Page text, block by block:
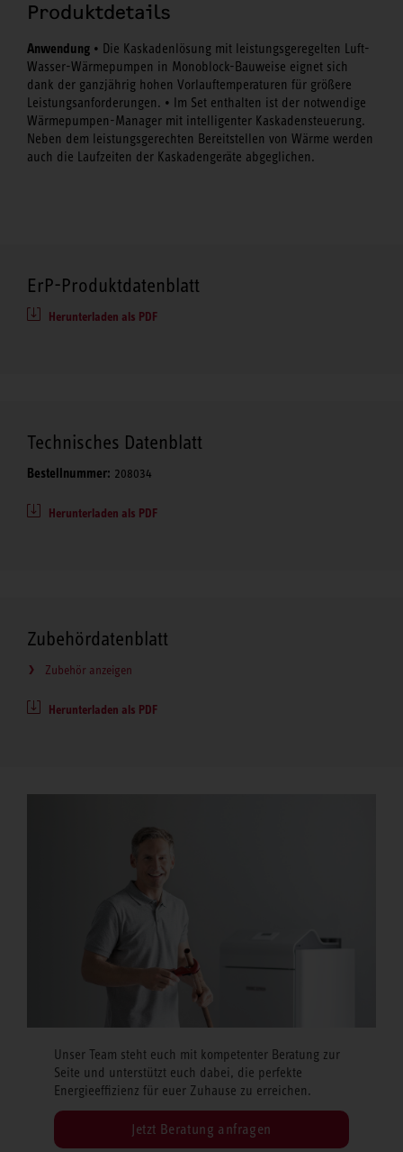
Produktdetails
Anwendung • Die Kaskadenlösung mit leistungsgeregelten Luft-
Wasser-Wärmepumpen in Monoblock-Bauweise eignet sich
dank der ganzjährig hohen Vorlauftemperaturen für größere
Leistungsanforderungen. • Im Set enthalten ist der notwendige
Wärmepumpen-Manager mit intelligenter Kaskadensteuerung.
Neben dem leistungsgerechten Bereitstellen von Wärme werden
auch die Laufzeiten der Kaskadengeräte abgeglichen.
ErP-Produktdatenblatt
Herunterladen als PDF
Technisches Datenblatt
Bestellnummer: 208034
Herunterladen als PDF
Zubehördatenblatt
Zubehör anzeigen
Herunterladen als PDF
Unser Team steht euch mit kompetenter Beratung zur
Seite und unterstützt euch dabei, die perfekte
Energieeffizienz für euer Zuhause zu erreichen.
Jetzt Beratung anfragen